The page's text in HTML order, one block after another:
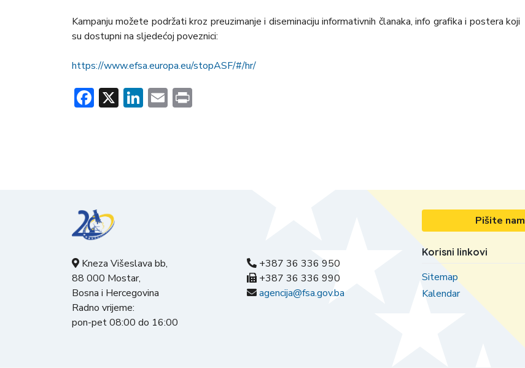
Kampanju možete podržati kroz preuzimanje i diseminaciju informativnih članaka, info grafika i postera koji
su dostupni na sljedećoj poveznici:
https://www.efsa.europa.eu/stopASF/#/hr/
Facebook
X LinkedIn
Email
Kneza Višeslava bb,
88 000 Mostar,
Bosna i Hercegovina
Radno vrijeme:
pon-pet 08:00 do 16:00
+387 36 336 950
+387 36 336 990
agencija@fsa.gov.ba
Pišite nam
Korisni linkovi
Sitemap
Kalendar